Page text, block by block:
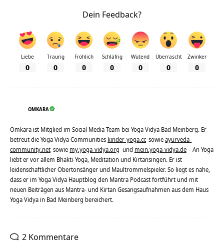
Dein Feedback?
Liebe
0
Traurig
0
Fröhlich
0
Schläfrig
0
Wütend
0
Überrascht
0
Zwinker
0
OMKARA
Omkara ist Mitglied im Social Media Team bei Yoga Vidya Bad Meinberg. Er
betreut die Yoga Vidya Communities kinder-yoga.cc sowieayurveda-
community.net sowie my.yoga-vidya.org und mein.yoga-vidya.de - An Yoga
liebt er vor allem Bhakti-Yoga, Meditation und Kirtansingen. Er ist
leidenschaftlicher Obertonsänger und Maultrommelspieler. So liegt es nahe,
dass er im Yoga Vidya Hauptblog den Mantra Podcast fortführt und mit
neuen Beiträgen aus Mantra- und Kirtan Gesangsaufnahmen aus dem Haus
Yoga Vidya in Bad Meinberg bereichert.
2 Kommentare